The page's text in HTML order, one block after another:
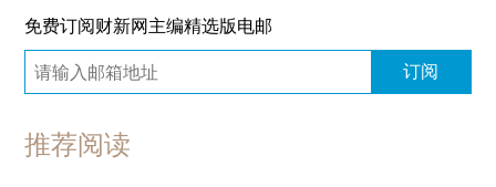
免费订阅财新网主编精选版电邮
订阅
推荐阅读